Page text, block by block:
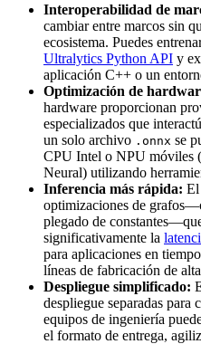
Interoperabilidad de
cambiar entre marcos sin
ecosistema. Puedes
Ultralytics Python API y
aplicación C++ o un
Optimización de
hardware proporcionan
especializados que
un solo archivo .onnx se
CPU Intel o NPU móviles
Neural) utilizando
Inferencia más rápida:
optimizaciones de
plegado de
significativamente la
para aplicaciones en
líneas de fabricación de
Despliegue simplificado:
despliegue separadas para
equipos de ingeniería
el formato de entrega,